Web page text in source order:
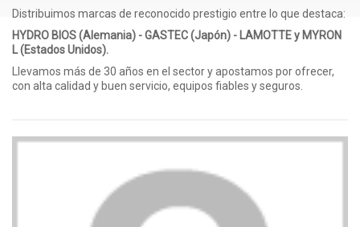
Distribuimos marcas de reconocido prestigio entre lo que destaca:
HYDRO BIOS (Alemania) - GASTEC (Japón) - LAMOTTE y MYRON
L (Estados Unidos).
Llevamos más de 30 años en el sector y apostamos por ofrecer,
con alta calidad y buen servicio, equipos fiables y seguros.